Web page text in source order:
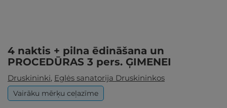
4 naktis + pilna ēdināšana un
PROCEDŪRAS 3 pers. ĢIMENEI
Druskininki, Eglės sanatorija Druskininkos
Vairāku mērķu ceļazīme